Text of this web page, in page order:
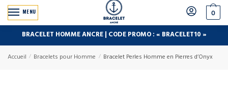
MENU 0
BRACELET HOMME ANCRE | CODE PROMO : « BRACELET10 »
Accueil / Bracelets pour Homme / Bracelet Perles Homme en Pierres d’Onyx